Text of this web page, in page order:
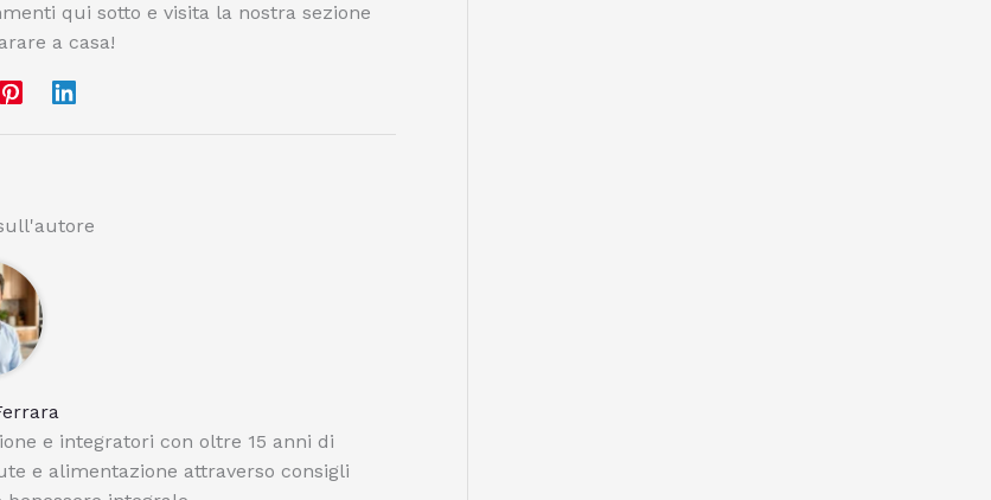
qui sotto e visita la nostra sezione
a casa!
e integratori con oltre 15 anni di
e alimentazione attraverso consigli